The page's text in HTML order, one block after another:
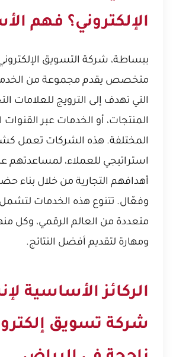
الإلكتروني؟ فهم
ببساطة، شركة التسويق
متخصص يقدم مجموعة من
التي تهدف إلى الترويج للعلامات
المنتجات، أو الخدمات عبر القنوات
المختلفة. هذه الشركات تعمل
استراتيجي للعملاء، لمساعدتهم
أهدافهم التجارية من خلال بناء
وفعّال. تتنوع هذه الخدمات
متعددة من العالم الرقمي، وكل
ومهارة لتقديم أفضل النتائج.
الركائز الأساسية
شركة تسويق